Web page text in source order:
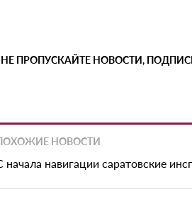
НЕ ПРОПУСКАЙТЕ НОВОСТИ,
НОВОСТИ
начала навигации саратовские